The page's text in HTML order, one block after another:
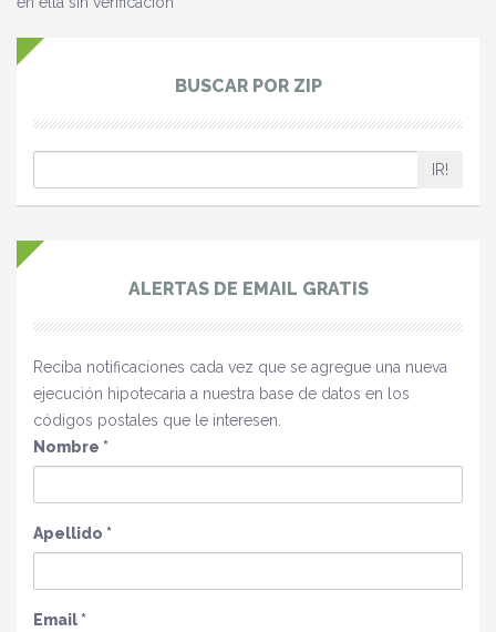
BUSCAR POR ZIP
IR!
ALERTAS DE EMAIL GRATIS
Reciba notificaciones cada vez que se agregue una nueva
ejecución hipotecaria a nuestra base de datos en los
códigos postales que le interesen.
Nombre *
Apellido *
Email*